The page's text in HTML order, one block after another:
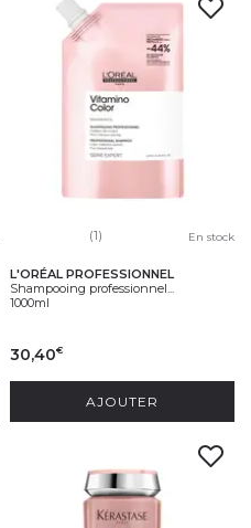
(1) En stock
L'ORÉAL PROFESSIONNEL
Shampooing professionnel...
1000ml
30,40€
AJOUTER